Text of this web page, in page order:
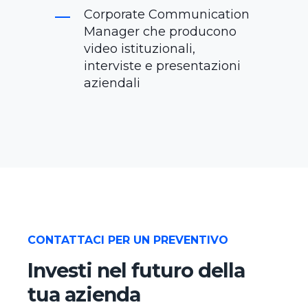
Corporate Communication
Manager che producono
video istituzionali,
interviste e presentazioni
aziendali
CONTATTACI PER UN PREVENTIVO
Investi nel futuro della
tua azienda